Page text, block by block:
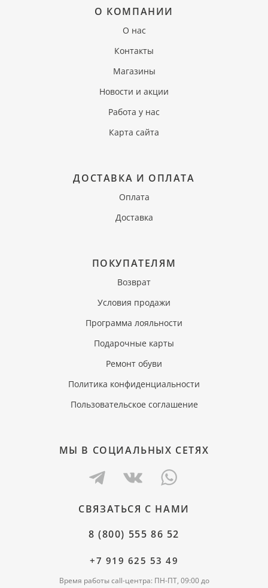
О КОМПАНИИ
О нас
Контакты
Магазины
Новости и акции
Работа у нас
Карта сайта
ДОСТАВКА И ОПЛАТА
Оплата
Доставка
ПОКУПАТЕЛЯМ
Возврат
Условия продажи
Программа лояльности
Подарочные карты
Ремонт обуви
Политика конфиденциальности
Пользовательское соглашение
МЫ В СОЦИАЛЬНЫХ СЕТЯХ
СВЯЗАТЬСЯ С НАМИ
8 (800) 555 86 52
+7 919 625 53 49
Время работы call-центра: ПН-ПТ, 09:00 до